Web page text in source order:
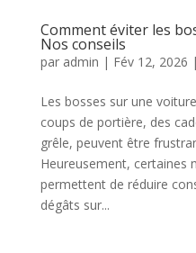
Comment éviter les
Nos conseils
par admin | Fév 12, 2026 |
Les bosses sur une
coups de portière, des
grêle, peuvent être
Heureusement, certaines
permettent de réduire
dégâts sur...